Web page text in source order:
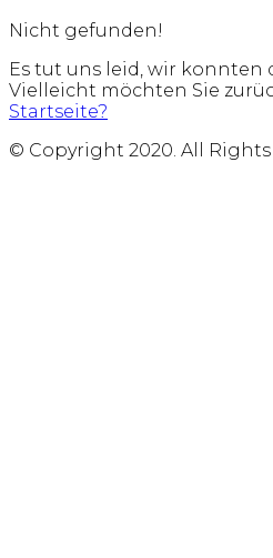
Nicht gefunden!
Es tut uns leid, wir konnten
Vielleicht möchten Sie
Startseite?
© Copyright 2020. All Rights